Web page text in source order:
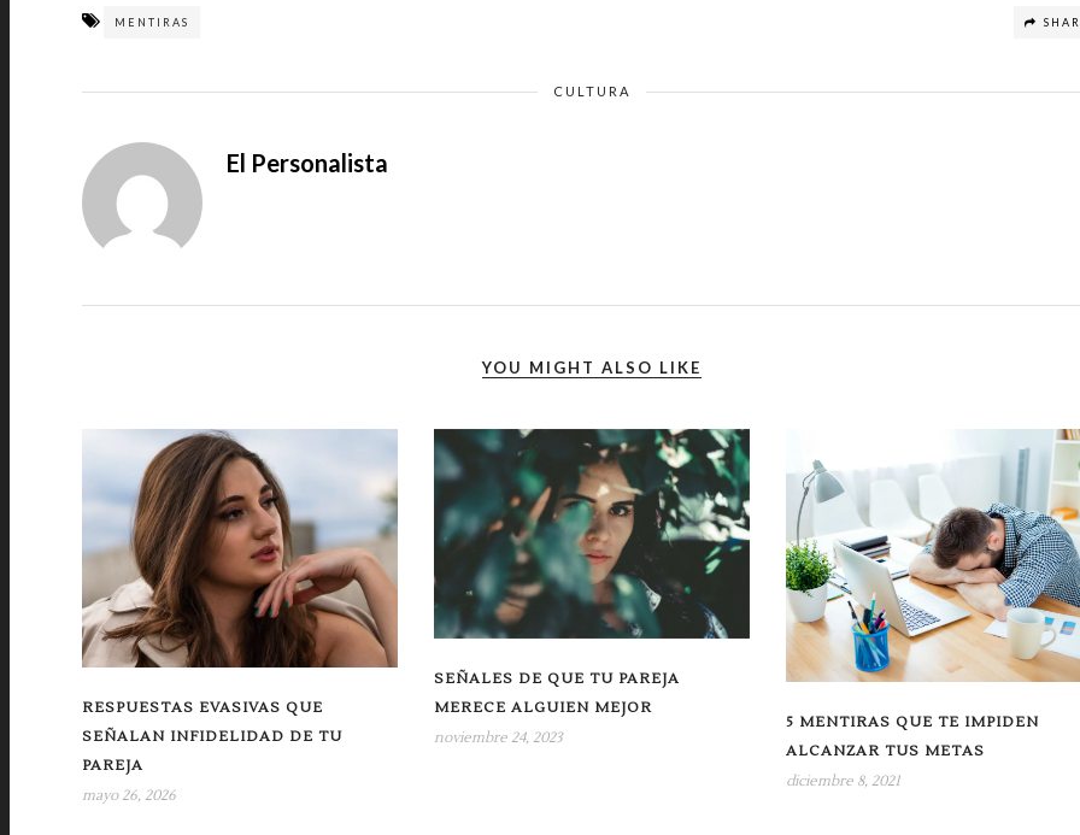
MENTIRAS
CULTURA
El Personalista
YOU MIGHT ALSO LIKE
RESPUESTAS EVASIVAS QUE
SEÑALAN INFIDELIDAD DE TU
PAREJA
mayo 26, 2026
SEÑALES DE QUE TU PAREJA
MERECE ALGUIEN MEJOR
noviembre 24, 2023
5 MENTIRAS QUE TE IMPIDEN
ALCANZAR TUS METAS
diciembre 8, 2021